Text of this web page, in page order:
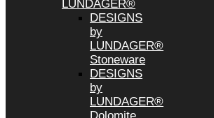
LUNDAGER®
DESIGNS
by
LUNDAGER®
Stoneware
DESIGNS
by
LUNDAGER®